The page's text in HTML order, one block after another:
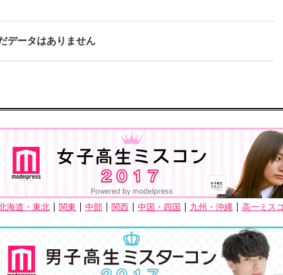
データはありません
海道・東北 関東 中部 関西 中国・四国 九州・沖縄 高一ミス